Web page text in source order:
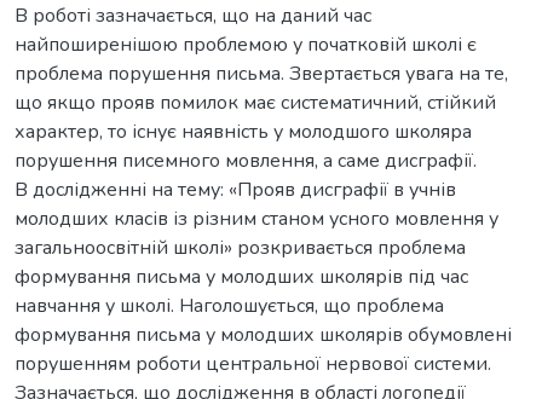
В роботі зазначається, що на даний час
найпоширенішою проблемою у початковій школі є
проблема порушення письма. Звертається увага на те,
що якщо прояв помилок має систематичний, стійкий
характер, то існує наявність у молодшого школяра
порушення писемного мовлення, а саме дисграфії.
В дослідженні на тему: «Прояв дисграфії в учнів
молодших класів із різним станом усного мовлення у
загальноосвітній школі» розкривається проблема
формування письма у молодших школярів під час
навчання у школі. Наголошується, що проблема
формування письма у молодших школярів обумовлені
порушенням роботи центральної нервової системи.
Зазначається, що дослідження в області логопедії